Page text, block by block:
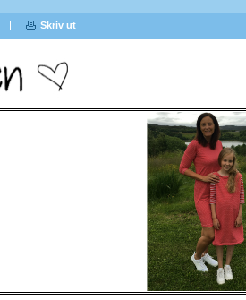
Skriv ut